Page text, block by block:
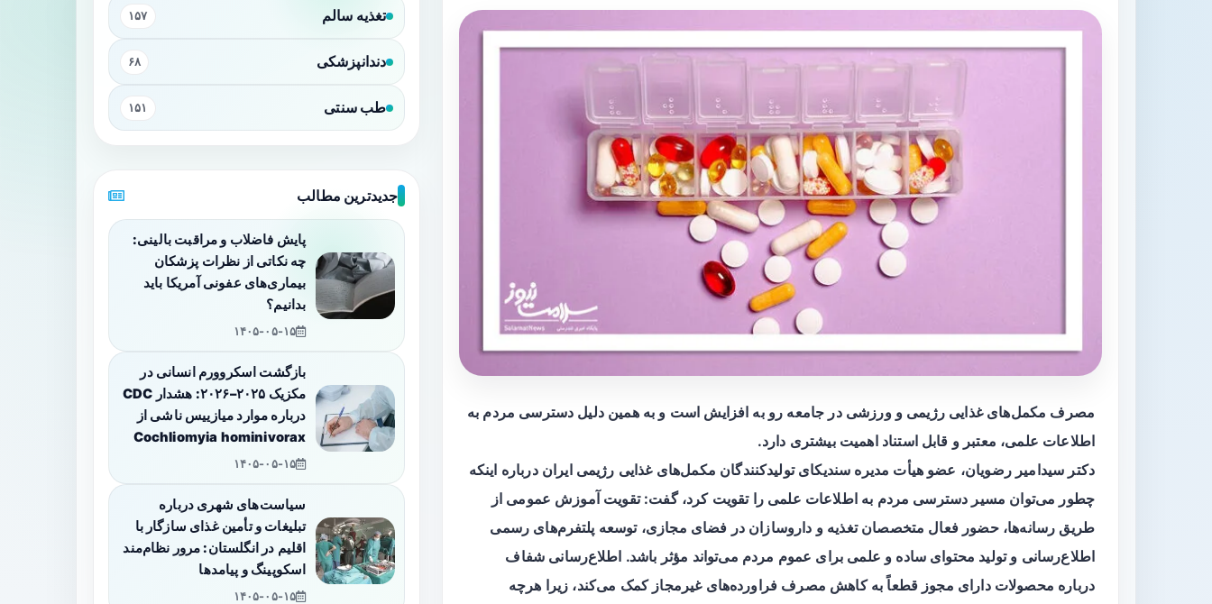
مصرف مکمل‌های غذایی رژیمی و ورزشی در جامعه رو به افزایش است و به همین دلیل دسترسی مردم به
اطلاعات علمی، معتبر و قابل استناد اهمیت بیشتری دارد.
دکتر سیدامیر رضویان، عضو هیأت مدیره سندیکای تولیدکنندگان مکمل‌های غذایی رژیمی ایران درباره اینکه
چطور می‌توان مسیر دسترسی مردم به اطلاعات علمی را تقویت کرد، گفت: تقویت آموزش عمومی از
طریق رسانه‌ها، حضور فعال متخصصان تغذیه و داروسازان در فضای مجازی، توسعه پلتفرم‌های رسمی
اطلاع‌رسانی و تولید محتوای ساده و علمی برای عموم مردم می‌تواند مؤثر باشد. اطلاع‌رسانی شفاف
درباره محصولات دارای مجوز قطعاً به کاهش مصرف فراورده‌های غیرمجاز کمک می‌کند، زیرا هرچه
تغذیه سالم ۱۵۷
دندانپزشکی ۶۸
طب سنتی ۱۵۱
جدیدترین مطالب
پایش فاضلاب و مراقبت بالینی:
چه نکاتی از نظرات پزشکان
بیماری‌های عفونی آمریکا باید
بدانیم؟
۱۴۰۵-۰۵-۱۵
بازگشت اسکروورم انسانی در
مکزیک ۲۰۲۵–۲۰۲۶: هشدار CDC
درباره موارد میازییس ناشی از
Cochliomyia hominivorax
۱۴۰۵-۰۵-۱۵
سیاست‌های شهری درباره
تبلیغات و تأمین غذای سازگار با
اقلیم در انگلستان: مرور نظام‌مند
اسکوپینگ و پیامدها
۱۴۰۵-۰۵-۱۵